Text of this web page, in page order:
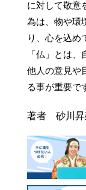
に対して敬意
為は、物や環
り、心を込め
「仏」とは、
他人の意見や
著者 砂川昇